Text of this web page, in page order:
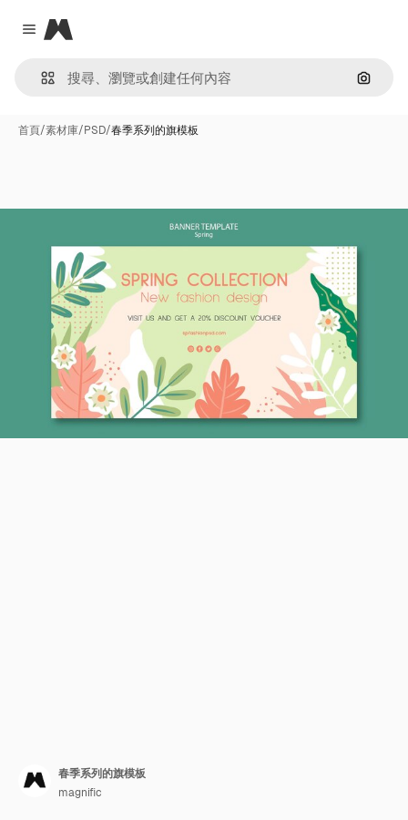
Close menu
Magnific
通過圖
首頁/素材庫/PSD/春季系列的旗模板
春季系列的旗模板
magnific